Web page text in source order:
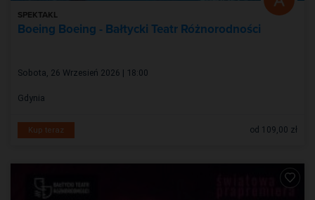
SPEKTAKL
Boeing Boeing - Bałtycki Teatr Różnorodności
Sobota, 26 Wrzesień 2026 | 18:00
Gdynia
Kup teraz od 109,00 zł